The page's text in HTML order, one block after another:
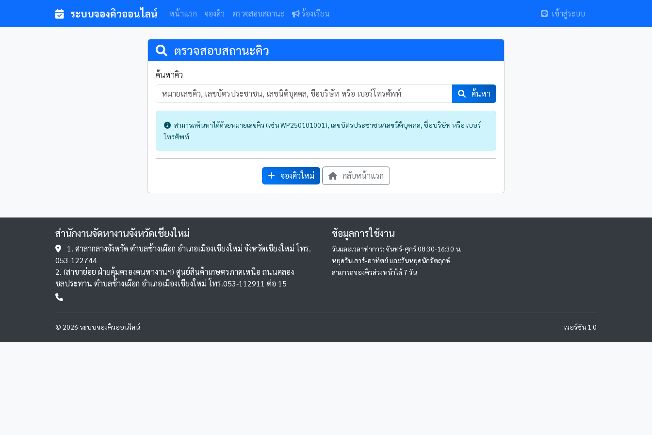
ระบบจองคิวออนไลน์ หน้าแรก จองคิว ตรวจสอบสถานะ ร้องเรียน เข้าสู่ระบบ
ตรวจสอบสถานะคิว
ค้นหาคิว
ค้นหา
สามารถค้นหาได้ด้วยหมายเลขคิว (เช่น WP250101001), เลขบัตรประชาชน/เลขนิติบุคคล, ชื่อบริษัท หรือ เบอร์
โทรศัพท์
จองคิวใหม่ กลับหน้าแรก
สำนักงานจัดหางานจังหวัดเชียงใหม่
1. ศาลากลางจังหวัด ตำบลช้างเผือก อำเภอเมืองเชียงใหม่ จังหวัดเชียงใหม่ โทร.
053-122744
2. (สาขาย่อย ฝ่ายคุ้มครองคนหางานฯ) ศูนย์สินค้าเกษตรภาคเหนือ ถนนคลอง
ชลประทาน ตำบลช้างเผือก อำเภอเมืองเชียงใหม่ โทร.053-112911 ต่อ 15
ข้อมูลการใช้งาน
วันและเวลาทำการ: จันทร์-ศุกร์ 08:30-16:30 น.
หยุดวันเสาร์-อาทิตย์ และวันหยุดนักขัตฤกษ์
สามารถจองคิวล่วงหน้าได้ 7 วัน
© 2026 ระบบจองคิวออนไลน์ เวอร์ชัน 1.0